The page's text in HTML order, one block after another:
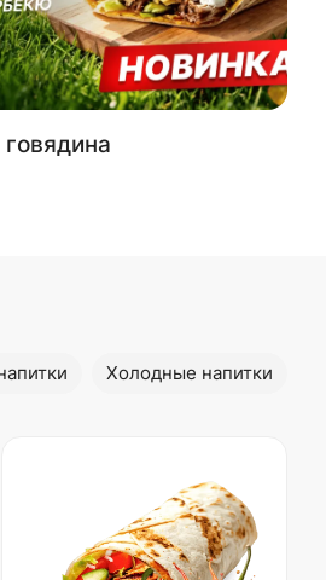
Холодные напитки